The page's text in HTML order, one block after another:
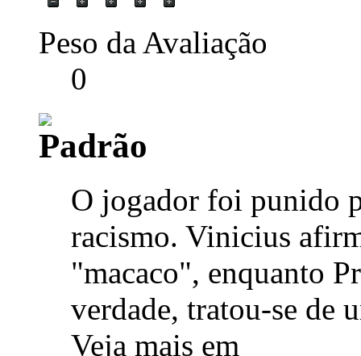
Peso da Avaliação
0
O jogador foi punido
racismo. Vinicius
"macaco", enquanto
verdade, tratou-se
Veja mais em